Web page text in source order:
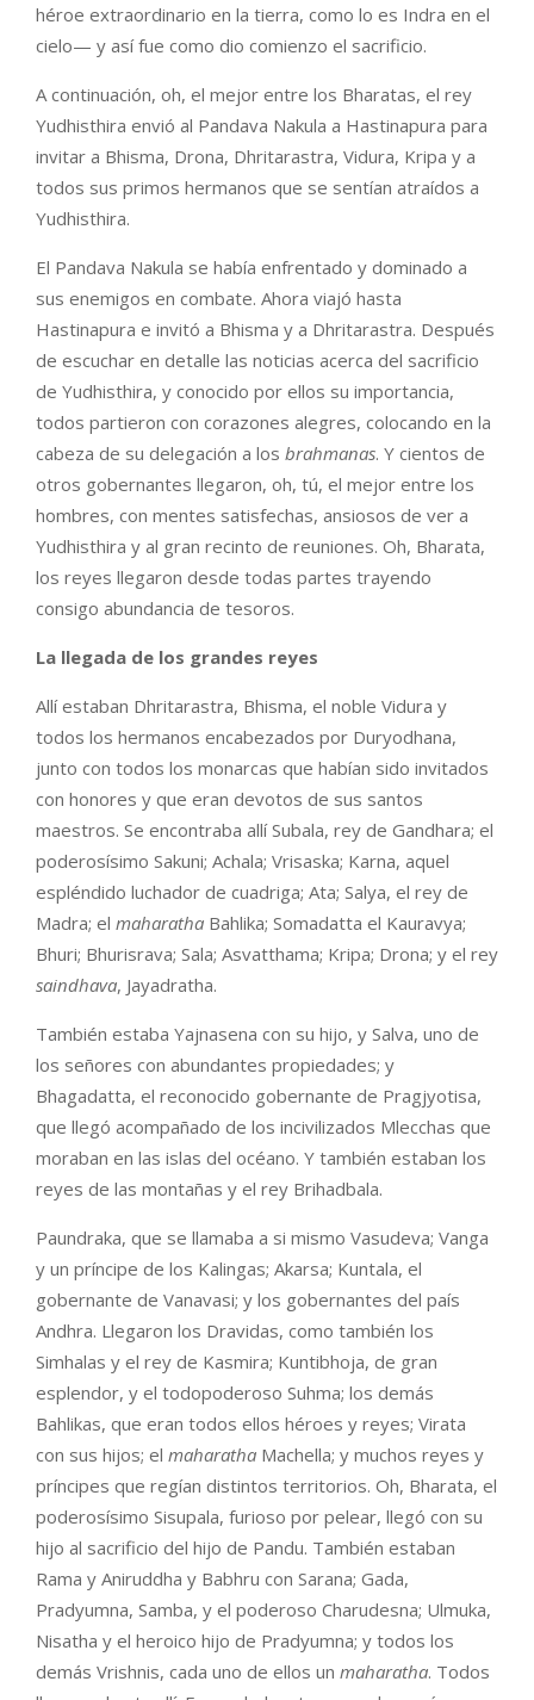
héroe extraordinario en la tierra, como lo es Indra en el
cielo— y así fue como dio comienzo el sacrificio.
A continuación, oh, el mejor entre los Bharatas, el rey
Yudhisthira envió al Pandava Nakula a Hastinapura para
invitar a Bhisma, Drona, Dhritarastra, Vidura, Kripa y a
todos sus primos hermanos que se sentían atraídos a
Yudhisthira.
El Pandava Nakula se había enfrentado y dominado a
sus enemigos en combate. Ahora viajó hasta
Hastinapura e invitó a Bhisma y a Dhritarastra. Después
de escuchar en detalle las noticias acerca del sacrificio
de Yudhisthira, y conocido por ellos su importancia,
todos partieron con corazones alegres, colocando en la
cabeza de su delegación a los brahmanas. Y cientos de
otros gobernantes llegaron, oh, tú, el mejor entre los
hombres, con mentes satisfechas, ansiosos de ver a
Yudhisthira y al gran recinto de reuniones. Oh, Bharata,
los reyes llegaron desde todas partes trayendo
consigo abundancia de tesoros.
La llegada de los grandes reyes
Allí estaban Dhritarastra, Bhisma, el noble Vidura y
todos los hermanos encabezados por Duryodhana,
junto con todos los monarcas que habían sido invitados
con honores y que eran devotos de sus santos
maestros. Se encontraba allí Subala, rey de Gandhara; el
poderosísimo Sakuni; Achala; Vrisaska; Karna, aquel
espléndido luchador de cuadriga; Ata; Salya, el rey de
Madra; el maharatha Bahlika; Somadatta el Kauravya;
Bhuri; Bhurisrava; Sala; Asvatthama; Kripa; Drona; y el rey
saindhava, Jayadratha.
También estaba Yajnasena con su hijo, y Salva, uno de
los señores con abundantes propiedades; y
Bhagadatta, el reconocido gobernante de Pragjyotisa,
que llegó acompañado de los incivilizados Mlecchas que
moraban en las islas del océano. Y también estaban los
reyes de las montañas y el rey Brihadbala.
Paundraka, que se llamaba a si mismo Vasudeva; Vanga
y un príncipe de los Kalingas; Akarsa; Kuntala, el
gobernante de Vanavasi; y los gobernantes del país
Andhra. Llegaron los Dravidas, como también los
Simhalas y el rey de Kasmira; Kuntibhoja, de gran
esplendor, y el todopoderoso Suhma; los demás
Bahlikas, que eran todos ellos héroes y reyes; Virata
con sus hijos; el maharatha Machella; y muchos reyes y
príncipes que regían distintos territorios. Oh, Bharata, el
poderosísimo Sisupala, furioso por pelear, llegó con su
hijo al sacrificio del hijo de Pandu. También estaban
Rama y Aniruddha y Babhru con Sarana; Gada,
Pradyumna, Samba, y el poderoso Charudesna; Ulmuka,
Nisatha y el heroico hijo de Pradyumna; y todos los
demás Vrishnis, cada uno de ellos un maharatha. Todos